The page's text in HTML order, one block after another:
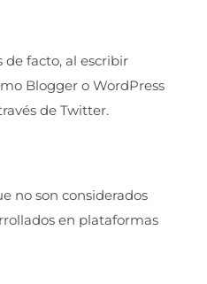
de facto, al escribir
Blogger o WordPress
de Twitter.
no son considerados
en plataformas